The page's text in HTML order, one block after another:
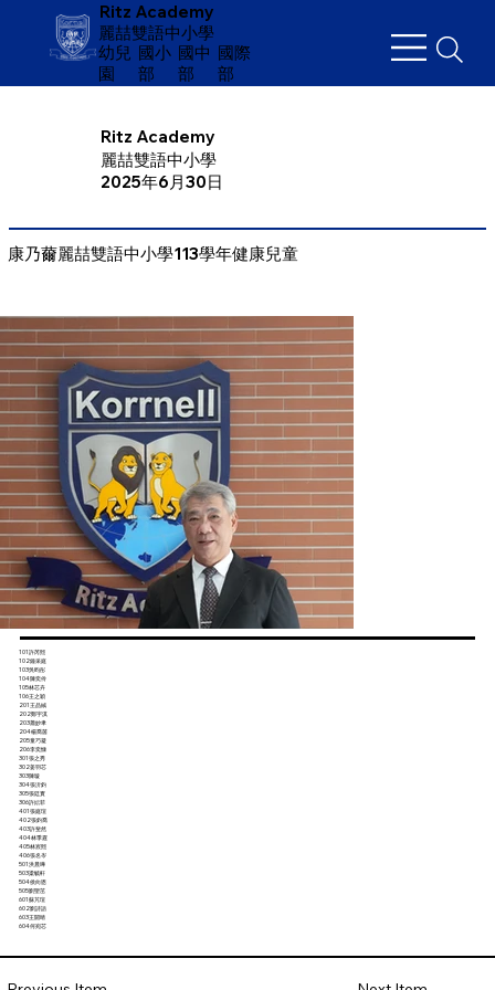
Ritz Academy
麗喆雙語中小學
幼兒
園
​國小
部
國中
部
國際
部
Ritz Academy
麗喆雙語中小學
2025年6月30日
康乃薾麗喆雙語中小學113學年健康兒童
101許芮熙
102鐘采庭
103吳昀彤
104陳奕伶
105林芯卉
106王之穎
201王品絨
202鄭宇淇
203蕭妙聿
204楊喬茵
205童巧凝
206李奕慷
301張之秀
302姜羽芯
303陳璇
304張沂鈞
305張廷實
306許妘菲
401張庭瑄
402張鈞喬
403許斐然
404林季霆
405林宸熙
406張名岑
501洪晨曄
503梁毓軒
504侯向恩
505劉聖茁
601蘇芃瑄
602劉詩語
603王開晴
604何宛芯